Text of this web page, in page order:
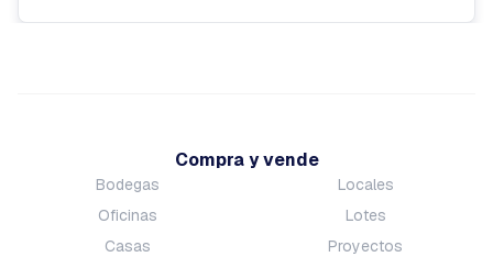
Compra y vende
Bodegas
Locales
Oficinas
Lotes
Casas
Proyectos